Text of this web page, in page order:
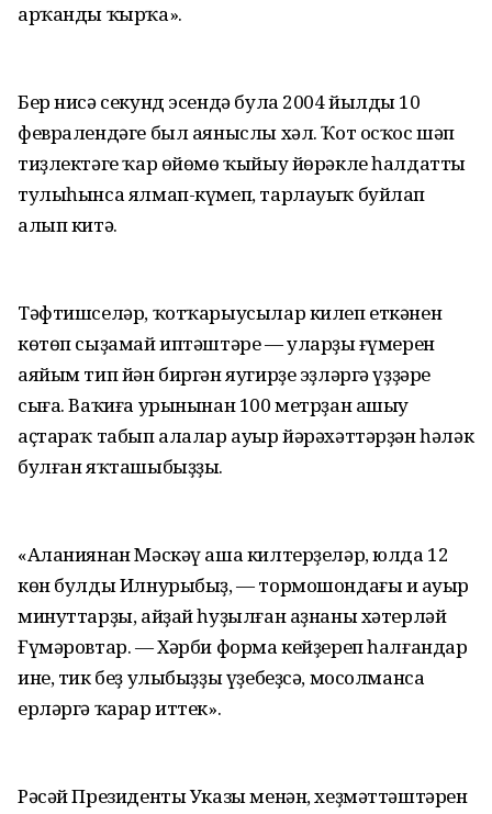
арҡанды ҡырҡа».
Бер нисә секунд эсендә була 2004 йылдың 10
февралендәге был аяныслы хәл. Ҡот осҡос шәп
тиҙлектәге ҡар өйөмө ҡыйыу йөрәкле һалдатты
тулыһынса ялмап-күмеп, тарлауыҡ буйлап
алып китә.
Тәфтишселәр, ҡотҡарыусылар килеп еткәнен
көтөп сыҙамай иптәштәре — уларҙың ғүмерен
аяйым тип йән биргән яугирҙе эҙләргә үҙҙәре
сыға. Ваҡиға урынынан 100 метрҙан ашыу
аҫтараҡ табып алалар ауыр йәрәхәттәрҙән һәләк
булған яҡташыбыҙҙы.
«Аланиянан Мәскәү аша килтерҙеләр, юлда 12
көн булды Илнурыбыҙ, — тормошондағы иң ауыр
минуттарҙы, айҙай һуҙылған аҙнаны хәтерләй
Ғүмәровтар. — Хәрби форма кейҙереп һалғандар
ине, тик беҙ улыбыҙҙы үҙебеҙсә, мосолманса
ерләргә ҡарар иттек».
Рәсәй Президенты Указы менән, хеҙмәттәштәрен